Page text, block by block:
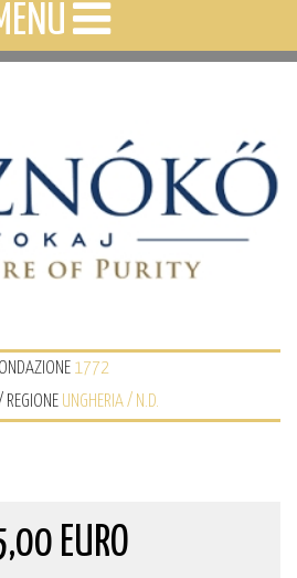
1772
UNGHERIA / N.D.
EURO